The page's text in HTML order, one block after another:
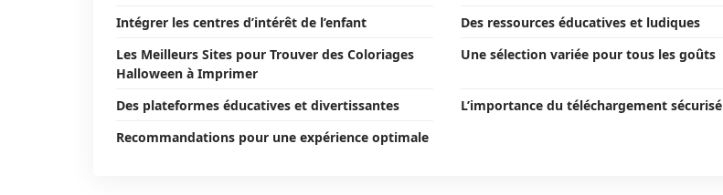
Intégrer les centres d’intérêt de l’enfant
Des ressources éducatives et ludiques
Les Meilleurs Sites pour Trouver des Coloriages
Halloween à Imprimer
Une sélection variée pour tous les goûts
Des plateformes éducatives et divertissantes
L’importance du téléchargement sécurisé
Recommandations pour une expérience optimale